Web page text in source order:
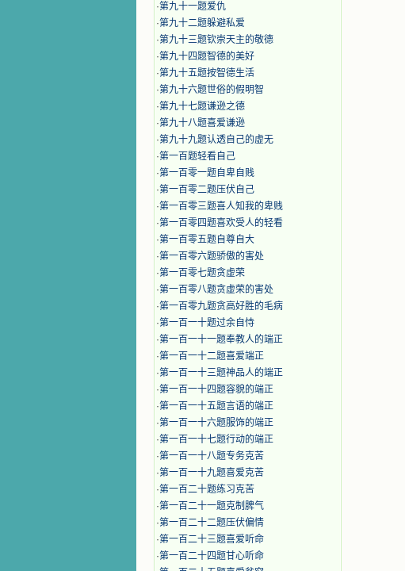
·第九十一题爱仇
·第九十二题躲避私爱
·第九十三题钦崇天主的敬德
·第九十四题智德的美好
·第九十五题按智德生活
·第九十六题世俗的假明智
·第九十七题谦逊之德
·第九十八题喜爱谦逊
·第九十九题认透自己的虚无
·第一百题轻看自己
·第一百零一题自卑自贱
·第一百零二题压伏自己
·第一百零三题喜人知我的卑贱
·第一百零四题喜欢受人的轻看
·第一百零五题自尊自大
·第一百零六题骄傲的害处
·第一百零七题贪虚荣
·第一百零八题贪虚荣的害处
·第一百零九题贪高好胜的毛病
·第一百一十题过余自恃
·第一百一十一题奉教人的端正
·第一百一十二题喜爱端正
·第一百一十三题神品人的端正
·第一百一十四题容貌的端正
·第一百一十五题言语的端正
·第一百一十六题服饰的端正
·第一百一十七题行动的端正
·第一百一十八题专务克苦
·第一百一十九题喜爱克苦
·第一百二十题练习克苦
·第一百二十一题克制脾气
·第一百二十二题压伏偏情
·第一百二十三题喜爱听命
·第一百二十四题甘心听命